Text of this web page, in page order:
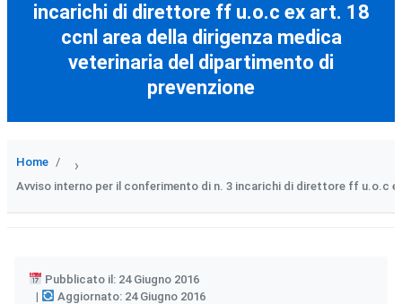
incarichi di direttore ff u.o.c ex art. 18
ccnl area della dirigenza medica
veterinaria del dipartimento di
prevenzione
Home ›
Avviso interno per il conferimento di n. 3 incarichi di direttore ff u.o.c
Pubblicato il: 24 Giugno 2016
Aggiornato: 24 Giugno 2016